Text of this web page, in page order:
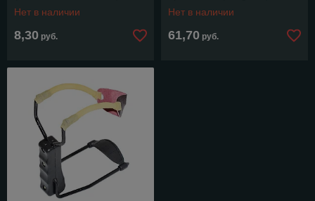
Нет в наличии
8,30 руб.
Нет в наличии
61,70 руб.